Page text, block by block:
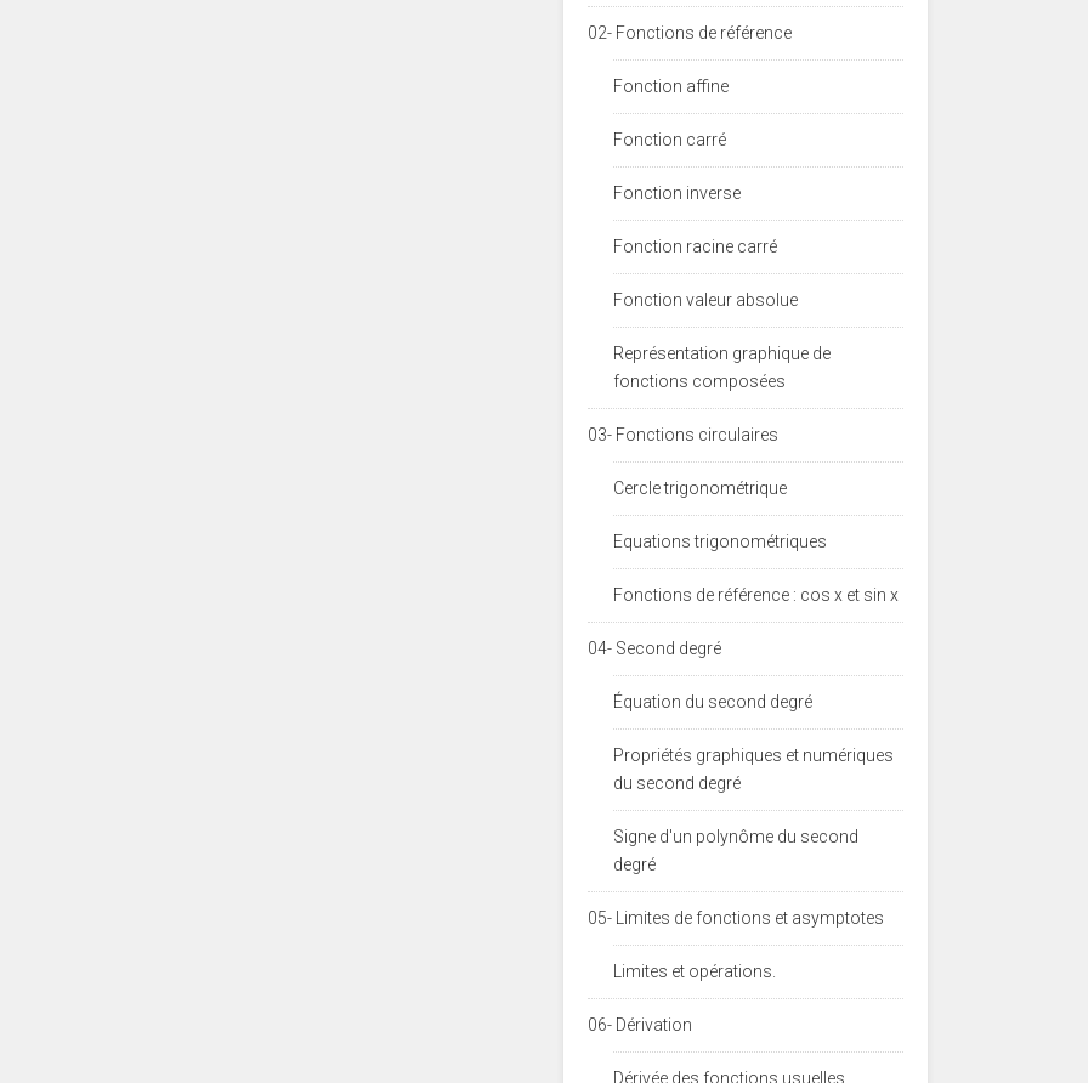
02- Fonctions de référence
Fonction affine
Fonction carré
Fonction inverse
Fonction racine carré
Fonction valeur absolue
Représentation graphique de
fonctions composées
03- Fonctions circulaires
Cercle trigonométrique
Equations trigonométriques
Fonctions de référence : cos x et sin x
04- Second degré
Équation du second degré
Propriétés graphiques et numériques
du second degré
Signe d'un polynôme du second
degré
05- Limites de fonctions et asymptotes
Limites et opérations.
06- Dérivation
Dérivée des fonctions usuelles